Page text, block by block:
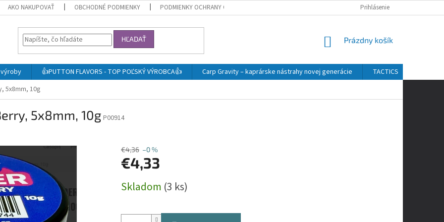
AKO NAKUPOVAŤ OBCHODNÉ PODMIENKY PODMIENKY OCHRANY OSOBNÝCH ÚDAJOV Prihlásenie
HĽADAŤ
NÁKUPNÝ
Prázdny košík
👍PUTTON FLAVORS - TOP POĽSKÝ VÝROBCA👍 Carp Gravity – kaprárske nástrahy novej generácie TACTICS
5x8mm, 10g
5x8mm, 10g P00914
€4,36 –0 %
€4,33
cena:
Skladom (3 ks)